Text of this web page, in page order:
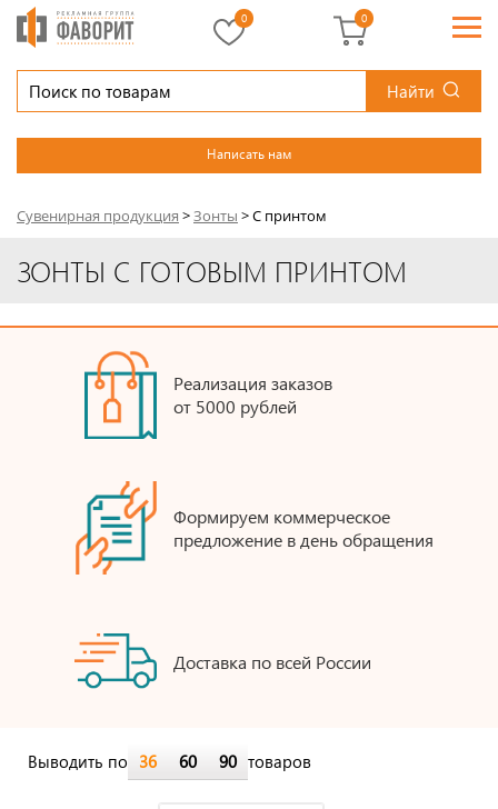
Найти
Написать нам
0 0
Сувенирная продукция >Зонты >С принтом
ЗОНТЫ С ГОТОВЫМ ПРИНТОМ
Реализация заказов
от 5000 рублей
Формируем коммерческое
предложение в день обращения
Доставка по всей России
Выводить по 36 60 90 товаров